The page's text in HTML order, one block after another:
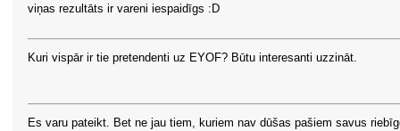
viņas rezultāts ir vareni iespaidīgs :D
Kuri vispār ir tie pretendenti uz EYOF? Būtu interesanti uzzināt.
Es varu pateikt. Bet ne jau tiem, kuriem nav dūšas pašiem savus